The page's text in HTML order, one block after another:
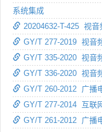
系统集成
20204632-T-425 视
GY/T 277-2019 视音
GY/T 335-2020 视音
GY/T 336-2020 视音
GY/T 260-2012 广播
GY/T 277-2014 互联
GY/T 261-2012 广播